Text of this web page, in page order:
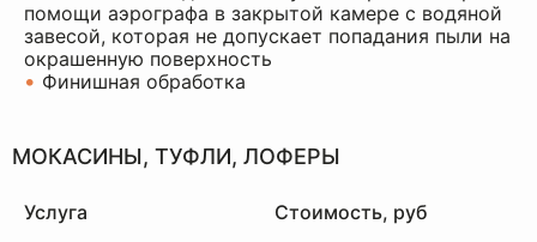
помощи аэрографа в закрытой камере с водяной
завесой, которая не допускает попадания пыли на
окрашенную поверхность
• Финишная обработка
МОКАСИНЫ, ТУФЛИ, ЛОФЕРЫ
Услуга Стоимость, руб